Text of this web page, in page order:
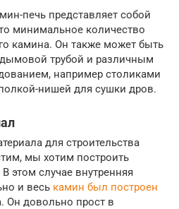
печь представляет собой
минимальное количество
камина. Он также может быть
трубой и различным
например столиками
нишей для сушки дров.
для строительства
мы хотим построить
этом случае внутренняя
и весь камин был построен
Он довольно прост в